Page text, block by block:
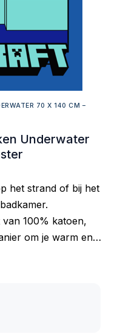
70 X 140 CM –
Underwater
het strand of bij het
van 100% katoen,
om je warm en